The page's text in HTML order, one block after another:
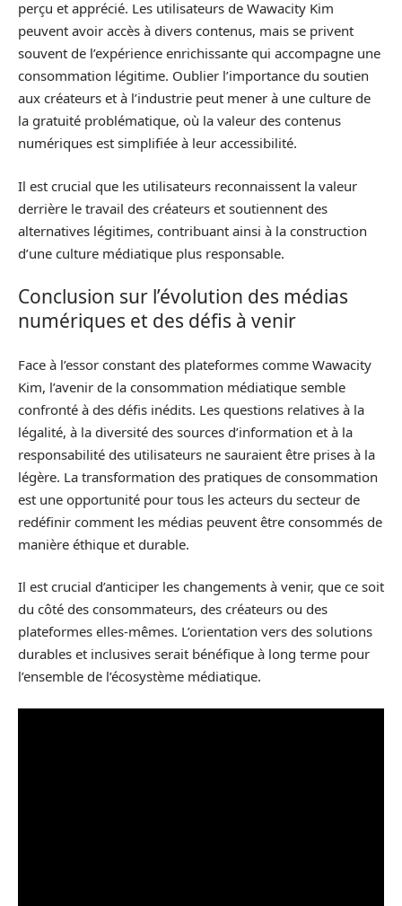
perçu et apprécié. Les utilisateurs de Wawacity Kim
peuvent avoir accès à divers contenus, mais se privent
souvent de l’expérience enrichissante qui accompagne une
consommation légitime. Oublier l’importance du soutien
aux créateurs et à l’industrie peut mener à une culture de
la gratuité problématique, où la valeur des contenus
numériques est simplifiée à leur accessibilité.
Il est crucial que les utilisateurs reconnaissent la valeur
derrière le travail des créateurs et soutiennent des
alternatives légitimes, contribuant ainsi à la construction
d’une culture médiatique plus responsable.
Conclusion sur l’évolution des médias
numériques et des défis à venir
Face à l’essor constant des plateformes comme Wawacity
Kim, l’avenir de la consommation médiatique semble
confronté à des défis inédits. Les questions relatives à la
légalité, à la diversité des sources d’information et à la
responsabilité des utilisateurs ne sauraient être prises à la
légère. La transformation des pratiques de consommation
est une opportunité pour tous les acteurs du secteur de
redéfinir comment les médias peuvent être consommés de
manière éthique et durable.
Il est crucial d’anticiper les changements à venir, que ce soit
du côté des consommateurs, des créateurs ou des
plateformes elles-mêmes. L’orientation vers des solutions
durables et inclusives serait bénéfique à long terme pour
l’ensemble de l’écosystème médiatique.